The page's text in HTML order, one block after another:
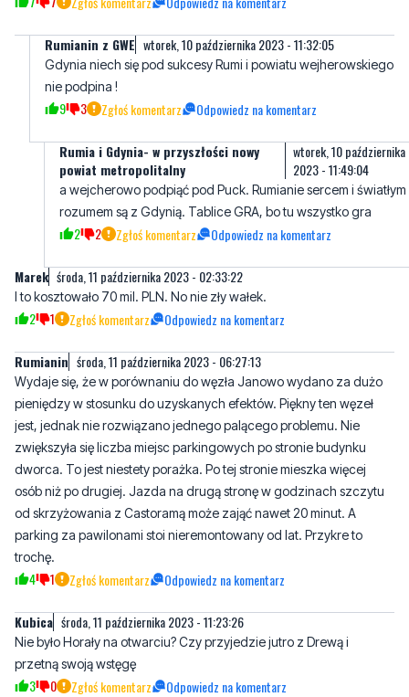
Rumianin z GWE wtorek, 10 października 2023 - 11:32:05
Gdynia niech się pod sukcesy Rumi i powiatu wejherowskiego
nie podpina !
9 3 Zgłoś komentarz Odpowiedz na komentarz
Rumia i Gdynia- w przyszłości nowy
powiat metropolitalny
wtorek, 10 października
2023 - 11:49:04
a wejcherowo podpiąć pod Puck. Rumianie sercem i światłym
rozumem są z Gdynią. Tablice GRA, bo tu wszystko gra
2 2 Zgłoś komentarz Odpowiedz na komentarz
Marek środa, 11 października 2023 - 02:33:22
I to kosztowało 70 mil. PLN. No nie zły wałek.
2 1 Zgłoś komentarz Odpowiedz na komentarz
Rumianin środa, 11 października 2023 - 06:27:13
Wydaje się, że w porównaniu do węzła Janowo wydano za dużo
pieniędzy w stosunku do uzyskanych efektów. Piękny ten węzeł
jest, jednak nie rozwiązano jednego palącego problemu. Nie
zwiększyła się liczba miejsc parkingowych po stronie budynku
dworca. To jest niestety porażka. Po tej stronie mieszka więcej
osób niż po drugiej. Jazda na drugą stronę w godzinach szczytu
od skrzyżowania z Castoramą może zająć nawet 20 minut. A
parking za pawilonami stoi nieremontowany od lat. Przykre to
trochę.
4 1 Zgłoś komentarz Odpowiedz na komentarz
Kubica środa, 11 października 2023 - 11:23:26
Nie było Horały na otwarciu? Czy przyjedzie jutro z Drewą i
przetną swoją wstęgę
3 0 Zgłoś komentarz Odpowiedz na komentarz